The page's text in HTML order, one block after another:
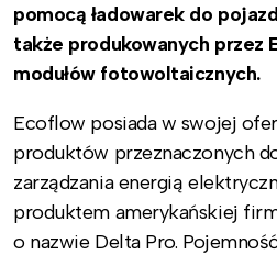
pomocą ładowarek do
także produkowanych przez
modułów fotowoltaicznych.
Ecoflow posiada w swojej
produktów przeznaczonych
zarządzania energią
produktem amerykańskiej
o nazwie Delta Pro.